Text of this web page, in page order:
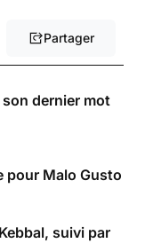
Partager
son dernier mot
pour Malo Gusto
suivi par